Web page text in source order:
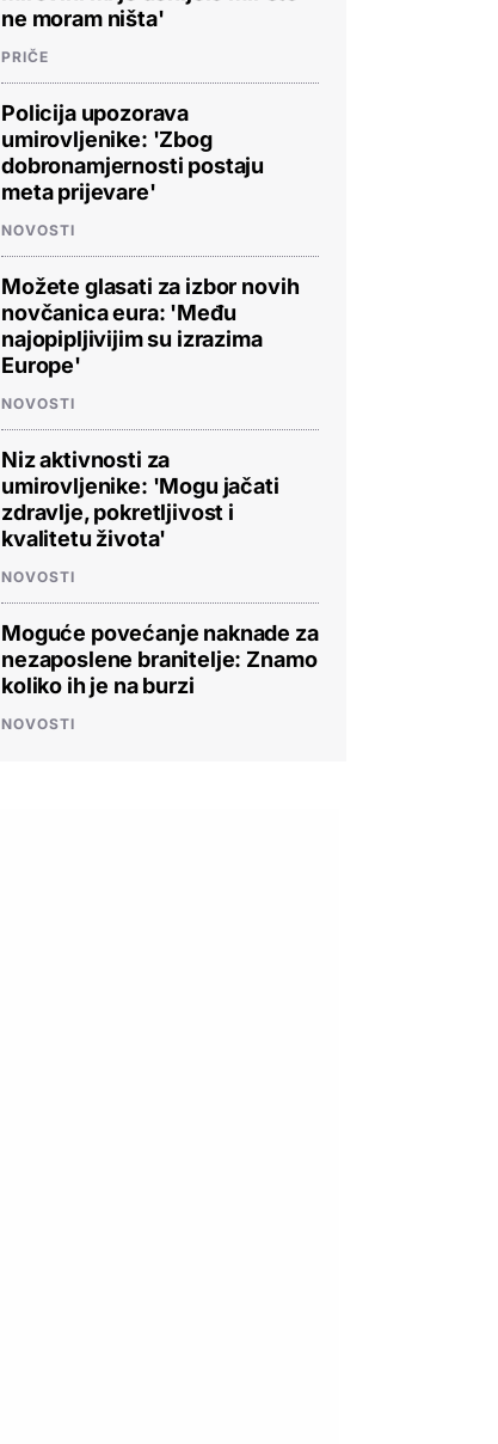
ne moram ništa'
PRIČE
Policija upozorava
umirovljenike: 'Zbog
dobronamjernosti postaju
meta prijevare'
NOVOSTI
Možete glasati za izbor novih
novčanica eura: 'Među
najopipljivijim su izrazima
Europe'
NOVOSTI
Niz aktivnosti za
umirovljenike: 'Mogu jačati
zdravlje, pokretljivost i
kvalitetu života'
NOVOSTI
Moguće povećanje naknade za
nezaposlene branitelje: Znamo
koliko ih je na burzi
NOVOSTI